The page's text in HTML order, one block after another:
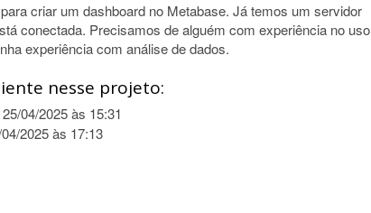
criar um dashboard no Metabase. Já temos um servidor
conectada. Precisamos de alguém com experiência no uso
experiência com análise de dados.
nesse projeto:
25/04/2025 às 15:31
2025 às 17:13